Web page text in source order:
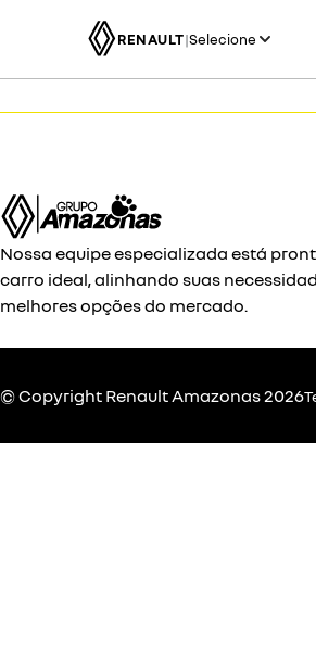
RENAULT|Selecione
Nossa equipe especializada está
carro ideal, alinhando suas
melhores opções do mercado.
© Copyright RenaultAmazonas 2026